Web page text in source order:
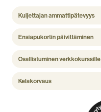
Kuljettajan ammattipätevyys
Ensiapukortin päivittäminen
Osallistuminen verkkokurssille
Kelakorvaus